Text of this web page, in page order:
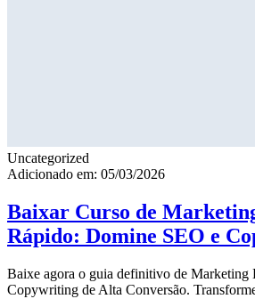
Uncategorized
Adicionado em: 05/03/2026
Baixar Curso de
Rápido: Domine SEO e
Baixe agora o guia definitivo de
Copywriting de Alta Conversão.